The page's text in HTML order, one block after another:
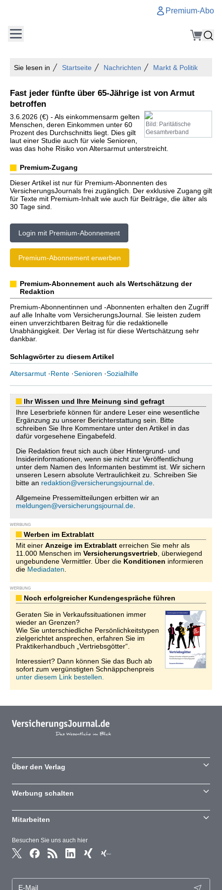
Premium-Abo
Sie lesen in Startseite Nachrichten Markt & Politik
Fast jeder fünfte über 65-Jährige ist von Armut
betroffen
Bild: Paritätische
Gesamtverband
3.6.2026 (€) - Als einkommensarm gelten
Menschen, deren Einkommen unter 60
Prozent des Durchschnitts liegt. Dies gilt
laut einer Studie auch für viele Senioren,
was das hohe Risiko von Altersarmut unterstreicht.
Premium-Zugang
Dieser Artikel ist nur für Premium-Abonnenten des
VersicherungsJournals frei zugänglich. Der exklusive Zugang gilt
für Texte mit Premium-Inhalt wie auch für Beiträge, die älter als
30 Tage sind.
Login mit Premium-Abonnement
Premium-Abonnement erwerben
Premium-Abonnement auch als Wertschätzung der
Redaktion
Premium-Abonnentinnen und -Abonnenten erhalten den Zugriff
auf alle Inhalte vom VersicherungsJournal. Sie leisten zudem
einen unverzichtbaren Beitrag für die redaktionelle
Unabhängigkeit. Der Verlag ist für diese Wertschätzung sehr
dankbar.
Schlagwörter zu diesem Artikel
Altersarmut ·Rente ·Senioren ·Sozialhilfe
Ihr Wissen und Ihre Meinung sind gefragt
Ihre Leserbriefe können für andere Leser eine wesentliche
Ergänzung zu unserer Berichterstattung sein. Bitte
schreiben Sie Ihre Kommentare unter den Artikel in das
dafür vorgesehene Eingabefeld.
Die Redaktion freut sich auch über Hintergrund- und
Insiderinformationen, wenn sie nicht zur Veröffentlichung
unter dem Namen des Informanten bestimmt ist. Wir sichern
unseren Lesern absolute Vertraulichkeit zu. Schreiben Sie
bitte an redaktion@versicherungsjournal.de
Allgemeine Pressemitteilungen erbitten wir an
meldungen@versicherungsjournal.de
WERBUNG
Werben im Extrablatt
Mit einer Anzeige im Extrablatt erreichen Sie mehr als
11.000 Menschen im Versicherungsvertrieb , überwiegend
ungebundene Vermittler. Über die Konditionen informieren
die Mediadaten
WERBUNG
Noch erfolgreicher Kundengespräche führen
Geraten Sie in Verkaufssituationen immer
wieder an Grenzen?
Wie Sie unterschiedliche Persönlichkeitstypen
zielgerichtet ansprechen, erfahren Sie im
Praktikerhandbuch „Vertriebsgötter“.
Interessiert? Dann können Sie das Buch ab
sofort zum vergünstigten Schnäppchenpreis
unter diesem Link bestellen.
Besuchen Sie uns auch hier
Über den Verlag
Werbung schalten
Mitarbeiten